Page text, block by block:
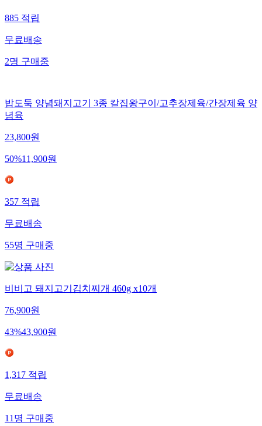
885적립
무료배송
2명구매중
밥도둑 양념돼지고기 3종 칼집왕구이/고추장제육/간장제육 양
념육
23,800원
50%11,900원
357적립
무료배송
55명구매중
비비고 돼지고기김치찌개 460g x10개
76,900원
43%43,900원
1,317적립
무료배송
11명구매중